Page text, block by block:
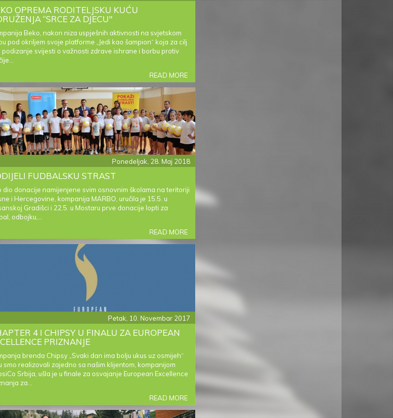
OPREMA RODITELJSKU KUĆU
“SRCE ZA DJECU"
Beko, nakon niza uspješnih aktivnosti na svjetskom
pod okriljem svoje platforme „Jedi kao šampion“ koja za cilj
podizanje svijesti o važnosti zdrave ishrane i borbu protiv
READ MOREABOUT
BEKO
OPREMA
RODITELJSKU
KUĆU
UDRUŽENJA
“SRCE
ZA
DJECU"
Ponedeljak, 28. Maj 2018
FUDBALSKU STRAST
dio donacije namijenjene svim osnovnim školama na teritoriji
i Hercegovine, kompanija MARBO, uručila je 15.5. u
Gradišci i 22.5. u Mostaru prve donacije lopti za
odbojku,...
READ MOREABOUT
PODIJELI
FUDBALSKU
STRAST
Petak, 10. Novembar 2017
4 I CHIPSY U FINALU ZA EUROPEAN
PRIZNANJE
brenda Chipsy „Svaki dan ima bolju ukus uz osmijeh“
smo realizovali zajedno sa našim klijentom, kompanijom
Srbija, ušla je u finale za osvajanje European Excellence
za...
READ MOREABOUT
CHAPTER
4